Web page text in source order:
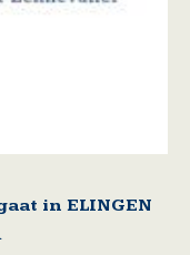
in ELINGEN